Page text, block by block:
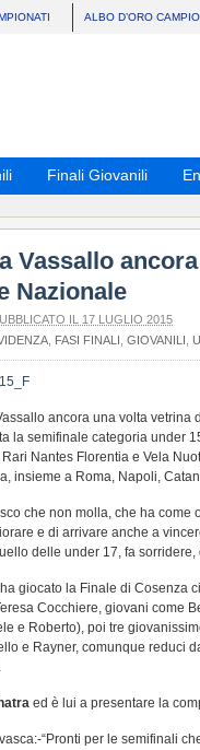
ALBO D’ORO
Finali Giovanili
Vassallo
Nazionale
IL 17 LUGLIO 2015
FASI FINALI GIOVANILI
ancora una volta vetrina
la semifinale categoria under
Nantes Florentia e Vela
insieme a Roma, Napoli,
che non molla, che ha come
e di arrivare anche a
delle under 17, fa
giocato la Finale di Cosenza
Cocchiere, giovani come
e Roberto), poi tre
e Rayner, comunque reduci
ed è lui a presentare la
“Pronti per le semifinali